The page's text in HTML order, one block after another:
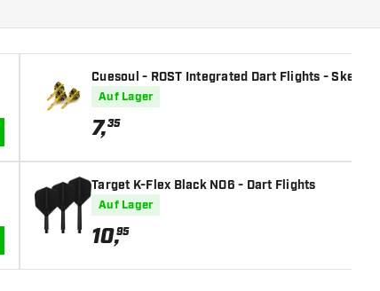
IN DEN WARENKORB
Cuesoul - ROST Integrated Dart Flights -
Auf Lager
7,35
Target K-Flex Black NO6 - Dart Flights
Auf Lager
10,95